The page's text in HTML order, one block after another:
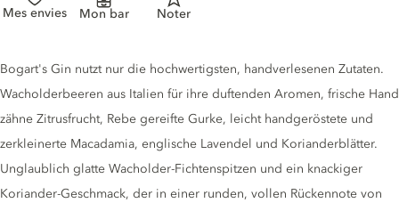
Mes envies Mon bar Noter
Gin description
Bogart's Gin nutzt nur die hochwertigsten, handverlesenen Zutaten.
Wacholderbeeren aus Italien für ihre duftenden Aromen, frische Hand
zähne Zitrusfrucht, Rebe gereifte Gurke, leicht handgeröstete und
zerkleinerte Macadamia, englische Lavendel und Korianderblätter.
Unglaublich glatte Wacholder-Fichtenspitzen und ein knackiger
Koriander-Geschmack, der in einer runden, vollen Rückennote von